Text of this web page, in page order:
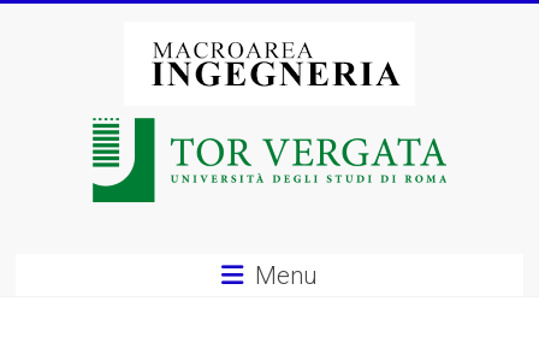
Macroarea
Menu